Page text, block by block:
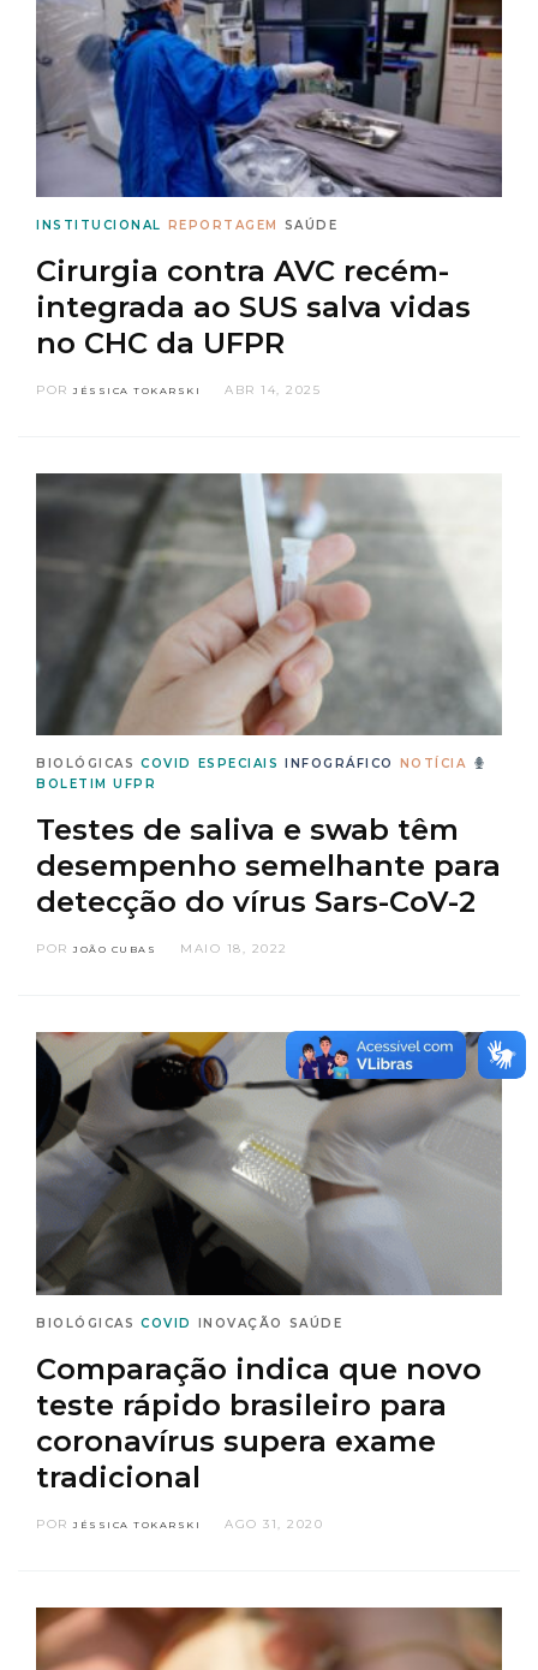
INSTITUCIONAL REPORTAGEM SAÚDE
Cirurgia contra AVC recém-
integrada ao SUS salva vidas
no CHC da UFPR
PORJÉSSICA TOKARSKI ABR 14, 2025
BIOLÓGICAS COVID ESPECIAIS INFOGRÁFICO
NOTÍCIA
BOLETIM UFPR
Testes de saliva e swab têm
desempenho semelhante para
detecção do vírus Sars-CoV-2
PORJOÃO CUBAS MAIO 18, 2022
BIOLÓGICAS COVID INOVAÇÃO SAÚDE
Comparação indica que novo
teste rápido brasileiro para
coronavírus supera exame
tradicional
POR JÉSSICA TOKARSKI AGO 31, 2020